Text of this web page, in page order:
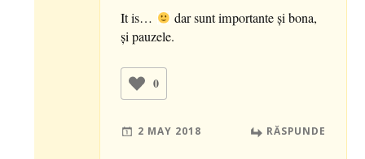
It is…
dar sunt importante și bona,
și pauzele.
0
2 MAY 2018 RĂSPUNDE